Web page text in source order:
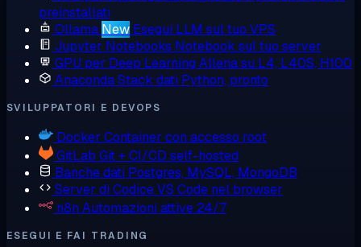
preinstallati
Ollama New Esegui LLM sul tuo VPS
Jupyter Notebooks Notebook sul tuo server
GPU per Deep Learning Allena su L4, L40S, H100
AnacondaStack dati Python, pronto
SVILUPPATORI E DEVOPS
Docker Container con accesso root
GitLab Git + CI/CD self-hosted
Banche dati Postgres, MySQL, MongoDB
Server di CodiceVS Code nel browser
n8n Automazioni attive 24/7
ESEGUI E FAI TRADING